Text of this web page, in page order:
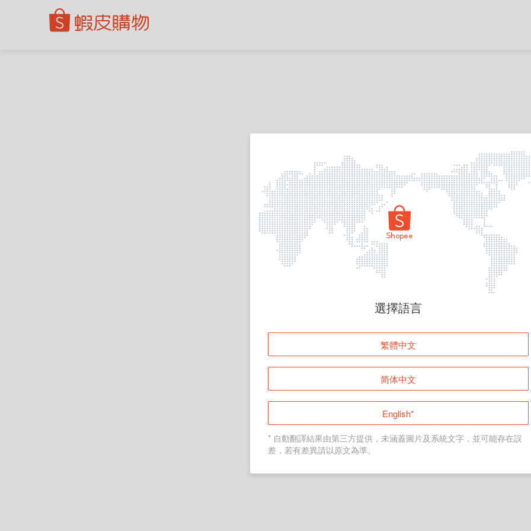
頁面無法顯示
登入
返回首頁
選擇語言
繁體中文
简体中文
English*
* 自動翻譯結果由第三方提供，未涵蓋圖片及系統文字，並可能存在誤
差，若有差異請以原文為準。